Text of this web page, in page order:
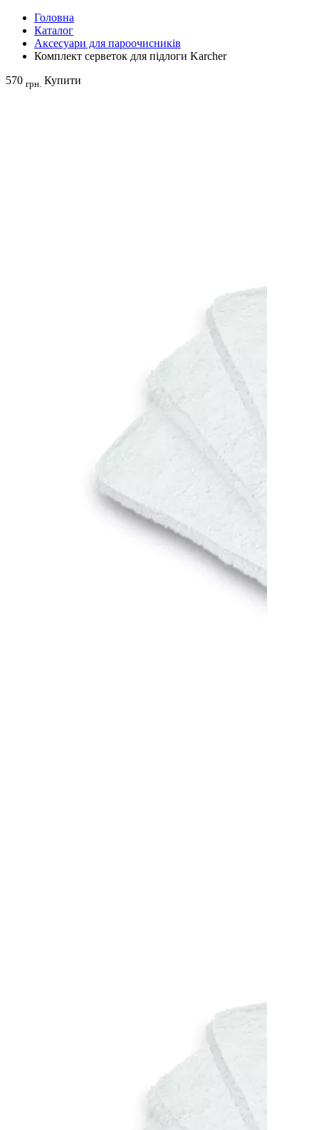
Головна
Каталог
Аксесуари для пароочисників
Комплект серветок для підлоги Karcher
570 грн. Купити